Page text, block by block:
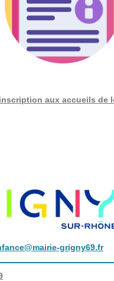
aux accueils de
grigny69.fr